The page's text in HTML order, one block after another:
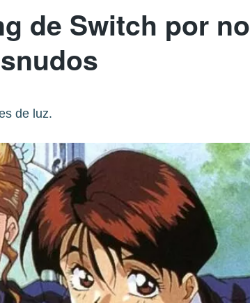
de Switch por no
de luz.